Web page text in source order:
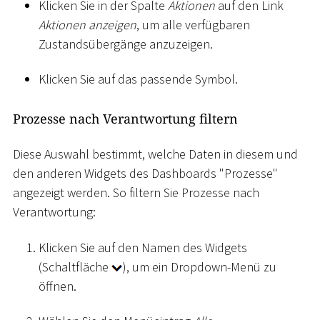
Klicken Sie in der Spalte Aktionen auf den Link
Aktionen anzeigen, um alle verfügbaren
Zustandsübergänge anzuzeigen.
Klicken Sie auf das passende Symbol.
Prozesse nach Verantwortung filtern
Diese Auswahl bestimmt, welche Daten in diesem und
den anderen Widgets des Dashboards "Prozesse"
angezeigt werden. So filtern Sie Prozesse nach
Verantwortung:
Klicken Sie auf den Namen des Widgets
(Schaltfläche
), um ein Dropdown-Menü zu
öffnen.